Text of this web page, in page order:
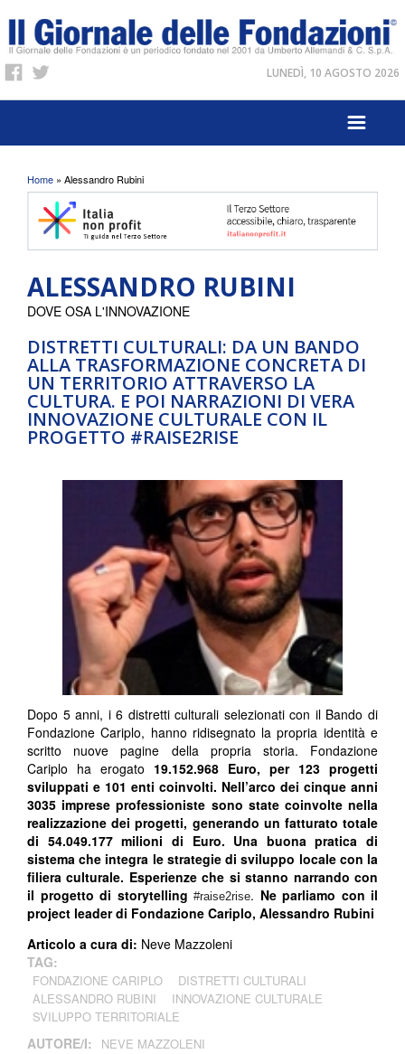
LUNEDÌ, 10 AGOSTO 2026
Tu sei qui
Home » Alessandro Rubini
ALESSANDRO RUBINI
DISTRETTI CULTURALI: DA UN BANDO
ALLA TRASFORMAZIONE CONCRETA DI
UN TERRITORIO ATTRAVERSO LA
CULTURA. E POI NARRAZIONI DI VERA
INNOVAZIONE CULTURALE CON IL
PROGETTO #RAISE2RISE
DOVE OSA L'INNOVAZIONE
Dopo 5 anni, i 6 distretti culturali selezionati con il Bando di
Fondazione Cariplo, hanno ridisegnato la propria identità e
scritto nuove pagine della propria storia. Fondazione
Cariplo ha erogato 19.152.968 Euro, per 123 progetti
sviluppati e 101 enti coinvolti. Nell’arco dei cinque anni
3035 imprese professioniste sono state coinvolte nella
realizzazione dei progetti, generando un fatturato totale
di 54.049.177 milioni di Euro. Una buona pratica di
sistema che integra le strategie di sviluppo locale con la
filiera culturale. Esperienze che si stanno narrando con
il progetto di storytelling #raise2rise. Ne parliamo con il
project leader di Fondazione Cariplo, Alessandro Rubini
Articolo a cura di: Neve Mazzoleni
TAG:
FONDAZIONE CARIPLO
DISTRETTI CULTURALI
ALESSANDRO RUBINI
INNOVAZIONE CULTURALE
SVILUPPO TERRITORIALE
AUTORE/I: NEVE MAZZOLENI